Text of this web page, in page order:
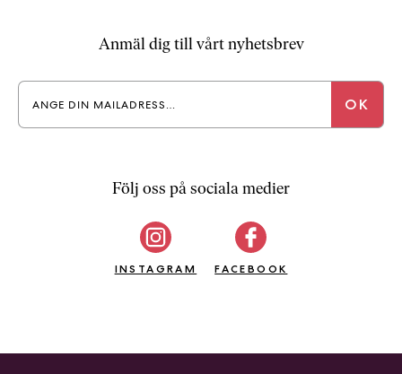
Anmäl dig till vårt nyhetsbrev
Följ oss på sociala medier
INSTAGRAM FACEBOOK